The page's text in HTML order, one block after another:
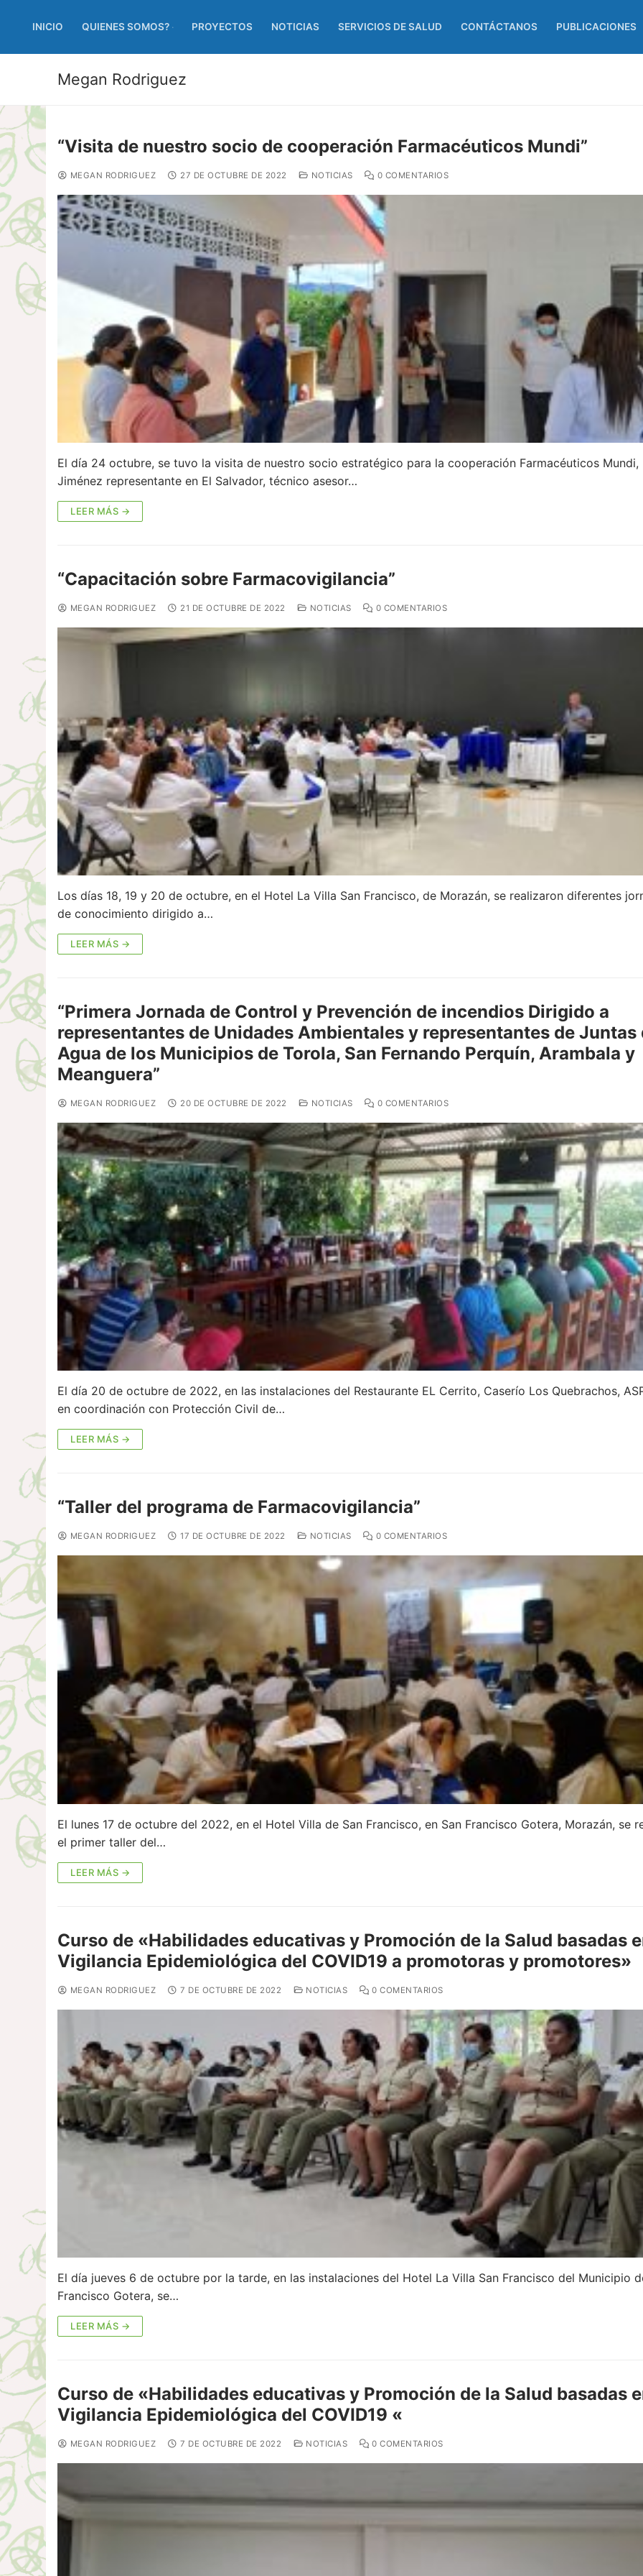
INICIO QUIENES SOMOS? PROYECTOS NOTICIAS SERVICIOS DE SALUD CONTÁCTANOS PUBLICACIONES
Megan Rodriguez
“Visita de nuestro socio de cooperación Farmacéuticos Mundi”
MEGAN RODRIGUEZ 27 DE OCTUBRE DE 2022 NOTICIAS 0 COMENTARIOS
El día 24 octubre, se tuvo la visita de nuestro socio estratégico para la cooperación Farmacéuticos Mundi,
Jiménez representante en El Salvador, técnico asesor…
LEER MÁS →
“Capacitación sobre Farmacovigilancia”
MEGAN RODRIGUEZ 21 DE OCTUBRE DE 2022 NOTICIAS 0 COMENTARIOS
Los días 18, 19 y 20 de octubre, en el Hotel La Villa San Francisco, de Morazán, se realizaron diferentes
de conocimiento dirigido a…
LEER MÁS →
“Primera Jornada de Control y Prevención de incendios Dirigido a
representantes de Unidades Ambientales y representantes de Juntas
Agua de los Municipios de Torola, San Fernando Perquín, Arambala y
Meanguera”
MEGAN RODRIGUEZ 20 DE OCTUBRE DE 2022 NOTICIAS 0 COMENTARIOS
El día 20 de octubre de 2022, en las instalaciones del Restaurante EL Cerrito, Caserío Los Quebrachos,
en coordinación con Protección Civil de…
LEER MÁS →
“Taller del programa de Farmacovigilancia”
MEGAN RODRIGUEZ 17 DE OCTUBRE DE 2022 NOTICIAS 0 COMENTARIOS
El lunes 17 de octubre del 2022, en el Hotel Villa de San Francisco, en San Francisco Gotera, Morazán, se
el primer taller del…
LEER MÁS →
Curso de «Habilidades educativas y Promoción de la Salud basadas
Vigilancia Epidemiológica del COVID19 a promotoras y promotores»
MEGAN RODRIGUEZ 7 DE OCTUBRE DE 2022 NOTICIAS 0 COMENTARIOS
El día jueves 6 de octubre por la tarde, en las instalaciones del Hotel La Villa San Francisco del Municipio
Francisco Gotera, se…
LEER MÁS →
Curso de «Habilidades educativas y Promoción de la Salud basadas
Vigilancia Epidemiológica del COVID19 «
MEGAN RODRIGUEZ 7 DE OCTUBRE DE 2022 NOTICIAS 0 COMENTARIOS